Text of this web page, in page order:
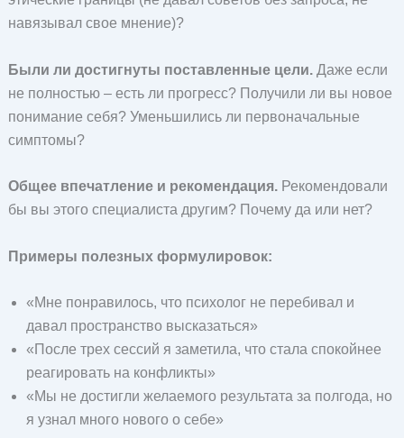
навязывал свое мнение)?
Были ли достигнуты поставленные цели.Даже если
не полностью – есть ли прогресс? Получили ли вы новое
понимание себя? Уменьшились ли первоначальные
симптомы?
Общее впечатление и рекомендация.Рекомендовали
бы вы этого специалиста другим? Почему да или нет?
Примеры полезных формулировок:
«Мне понравилось, что психолог не перебивал и
давал пространство высказаться»
«После трех сессий я заметила, что стала спокойнее
реагировать на конфликты»
«Мы не достигли желаемого результата за полгода, но
я узнал много нового о себе»